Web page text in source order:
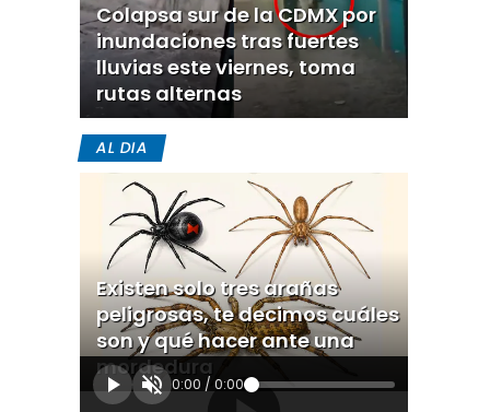
Colapsa sur de la CDMX por
inundaciones tras fuertes
lluvias este viernes, toma
rutas alternas
AL DIA
Existen solo tres arañas
peligrosas, te decimos cuáles
son y qué hacer ante una
mordedura
0:00 / 0:00